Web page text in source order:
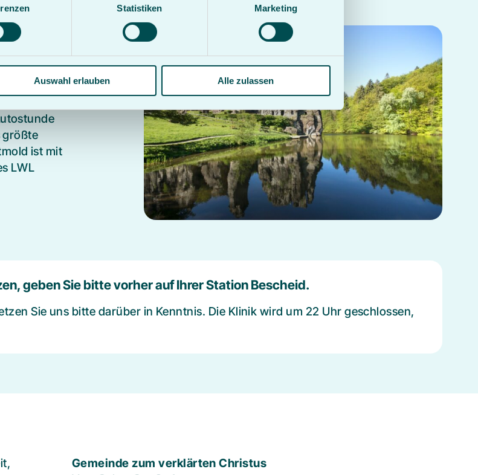
Statistiken Marketing
Auswahl erlauben Alle zulassen
darstellt,
und das
größte
ist mit
LWL
geben Sie bitte vorher auf Ihrer Station Bescheid.
Sie uns bitte darüber in Kenntnis. Die Klinik wird um 22 Uhr geschlossen,
Gemeinde zum verklärten Christus